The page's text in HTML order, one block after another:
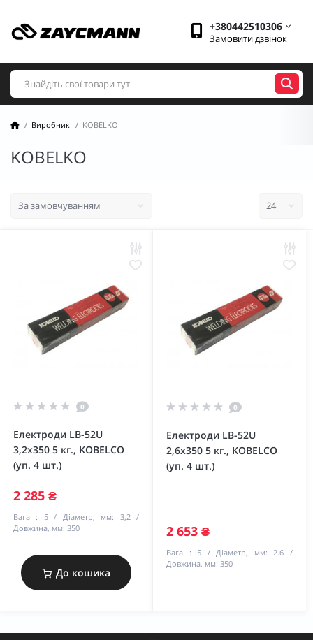
+380442510306
Замовити дзвінок
Виробник KOBELKO
KOBELKO
0
Електроди LB-52U
3,2х350 5 кг., KOBELCO
(уп. 4 шт.)
2 285 ₴
Вага : 5 Діаметр, мм:
3,2
Довжина, мм: 350
До кошика
0
Електроди LB-52U
2,6х350 5 кг., KOBELCO
(уп. 4 шт.)
2 653 ₴
Вага : 5 Діаметр, мм:
2.6
Довжина, мм: 350